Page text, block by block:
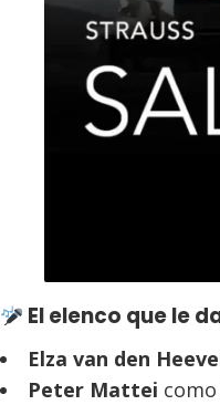
El elenco que le
Elza van den
Peter Mattei